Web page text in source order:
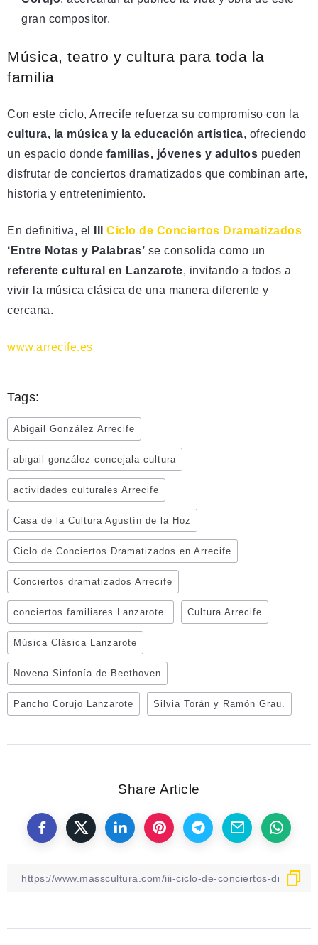
gran compositor.
Música, teatro y cultura para toda la
familia
Con este ciclo, Arrecife refuerza su compromiso con la
cultura, la música y la educación artística, ofreciendo
un espacio donde familias, jóvenes y adultos pueden
disfrutar de conciertos dramatizados que combinan arte,
historia y entretenimiento.
En definitiva, el
Ciclo de Conciertos Dramatizados
‘Entre Notas y Palabras’ se consolida como un
referente cultural en Lanzarote, invitando a todos a
vivir la música clásica de una manera diferente y
cercana.
www.arrecife.es
Tags:
Abigail González Arrecife
abigail gonzález concejala cultura
actividades culturales Arrecife
Casa de la Cultura Agustín de la Hoz
Ciclo de Conciertos Dramatizados en Arrecife
Conciertos dramatizados Arrecife
conciertos familiares Lanzarote. Cultura Arrecife
Música Clásica Lanzarote
Novena Sinfonía de Beethoven
Pancho Corujo Lanzarote Silvia Torán y Ramón Grau.
Share Article